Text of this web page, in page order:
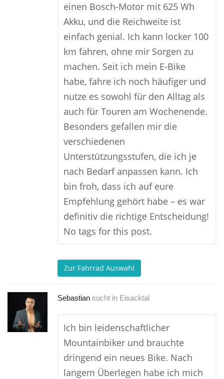
einen Bosch-Motor mit 625 Wh
Akku, und die Reichweite ist
einfach genial. Ich kann locker 100
km fahren, ohne mir Sorgen zu
machen. Seit ich mein E-Bike
habe, fahre ich noch häufiger und
nutze es sowohl für den Alltag als
auch für Touren am Wochenende.
Besonders gefallen mir die
verschiedenen
Unterstützungsstufen, die ich je
nach Bedarf anpassen kann. Ich
bin froh, dass ich auf eure
Empfehlung gehört habe – es war
definitiv die richtige Entscheidung!
No tags for this post.
Zur Fahrrad Auswahl
Sebastian sucht in Eisacktal
Ich bin leidenschaftlicher
Mountainbiker und brauchte
dringend ein neues Bike. Nach
langem Überlegen habe ich mich